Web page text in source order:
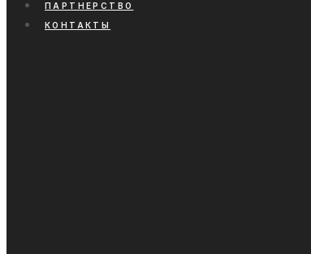
ПАРТНЕРСТВО
КОНТАКТЫ